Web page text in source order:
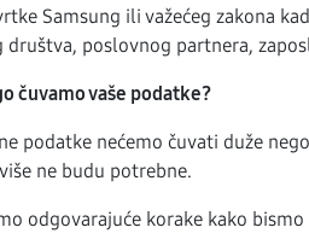
Samsung ili važećeg zakona
društva, poslovnog partnera,
čuvamo vaše podatke?
podatke nećemo čuvati duže
ne budu potrebne.
odgovarajuće korake kako